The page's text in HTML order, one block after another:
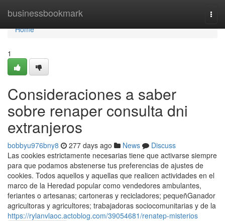
businessbookmark
Home
Home
1
Consideraciones a saber
sobre renaper consulta dni
extranjeros
bobbyu976bny8 277 days ago News
Discuss
Las cookies estrictamente necesarias tiene que activarse siempre
para que podamos abstenerse tus preferencias de ajustes de
cookies. Todos aquellos y aquellas que realicen actividades en el
marco de la Heredad popular como vendedores ambulantes,
feriantes o artesanas; cartoneras y recicladores; pequeñGanador
agricultoras y agricultores; trabajadoras sociocomunitarias y de la
https://rylanvlaoc.actoblog.com/39054681/renatep-misterios